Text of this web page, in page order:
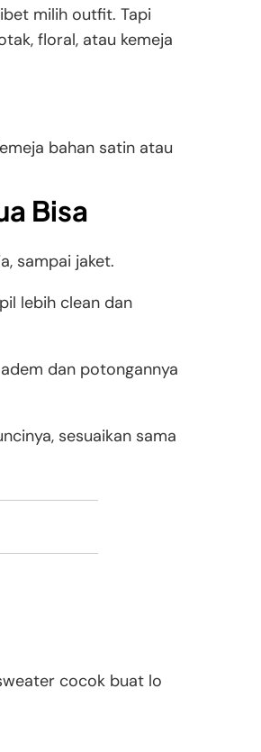
milih outfit. Tapi
floral, atau kemeja
bahan satin atau
Bisa
sampai jaket.
lebih clean dan
dan potongannya
sesuaikan sama
cocok buat lo